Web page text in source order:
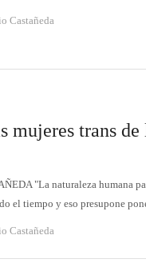
Castañeda
mujeres trans de
"La naturaleza humana
el tiempo y eso presupone
Castañeda